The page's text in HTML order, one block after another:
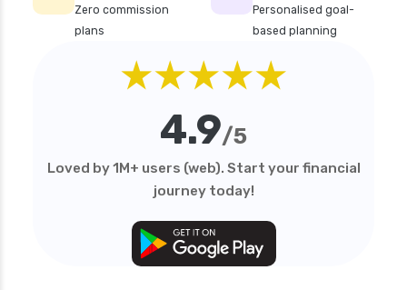
Zero commission
plans
Personalised goal-
based planning
★★★★★
4.9/5
Loved by 1M+ users (web). Start your financial
journey today!